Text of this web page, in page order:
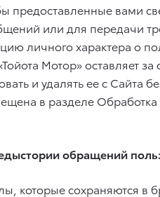
предоставленные вами
или для передачи
личного характера о
Мотор» оставляет
и удалять ее с Сайта
в разделе
обращений
которые сохраняются в